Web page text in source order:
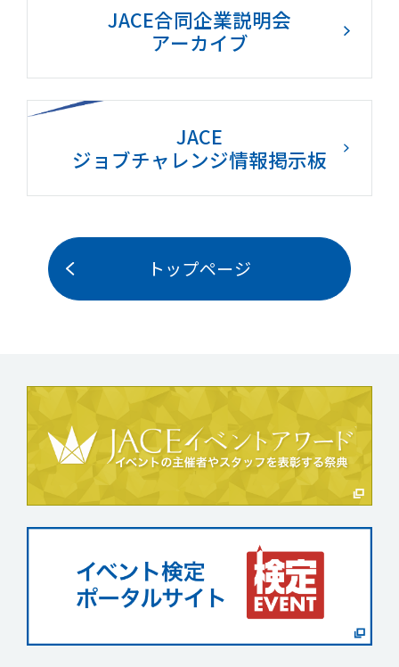
JACE合同企業説明会
アーカイブ
JACE
ジョブチャレンジ情報掲示板
トップページ